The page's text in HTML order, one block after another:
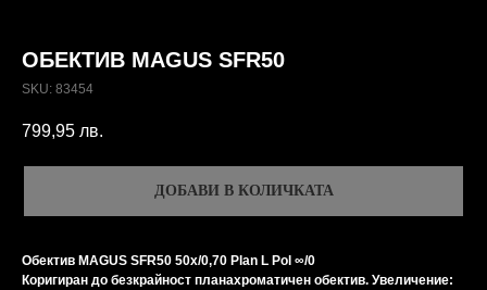
ОБЕКТИВ MAGUS SFR50
SKU: 83454
799,95 лв.
ДОБАВИ В КОЛИЧКАТА
Обектив MAGUS SFR50 50х/0,70 Plan L Pol ∞/0
Коригиран до безкрайност планахроматичен обектив. Увеличение: